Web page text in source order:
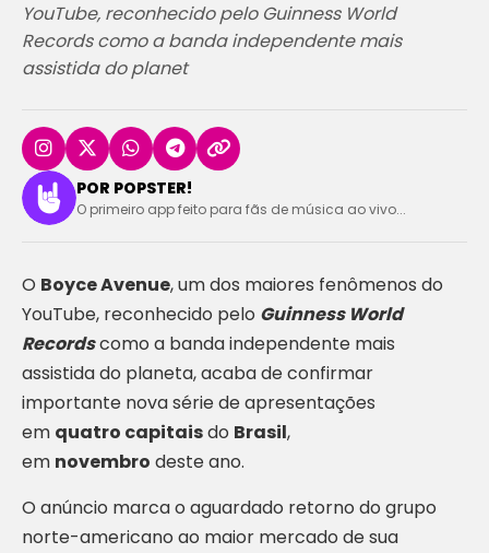
YouTube, reconhecido pelo Guinness World
Records como a banda independente mais
assistida do planet
POR POPSTER!
O primeiro app feito para fãs de música ao vivo...
O Boyce Avenue, um dos maiores fenômenos do
YouTube, reconhecido pelo Guinness World
Recordscomo a banda independente mais
assistida do planeta, acaba de confirmar
importante nova série de apresentações
em quatro capitaisdo Brasil,
em novembro deste ano.
O anúncio marca o aguardado retorno do grupo
norte-americano ao maior mercado de sua